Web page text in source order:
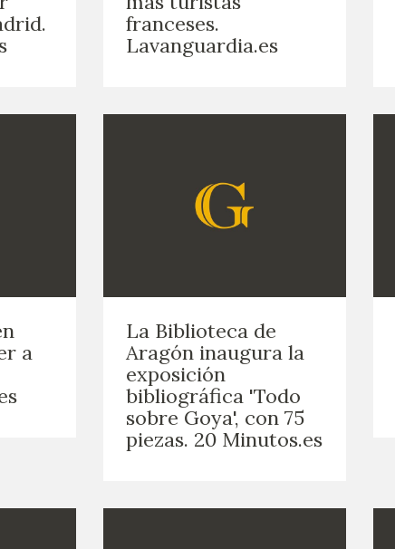
franceses.
Lavanguardia.es
a
La Biblioteca de
Aragón inaugura la
exposición
bibliográfica 'Todo
sobre Goya', con 75
piezas. 20 Minutos.es